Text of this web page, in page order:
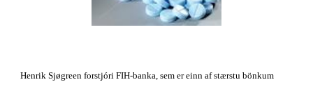
Henrik Sjøgreen forstjóri FIH-banka, sem er einn af stærstu bönkum